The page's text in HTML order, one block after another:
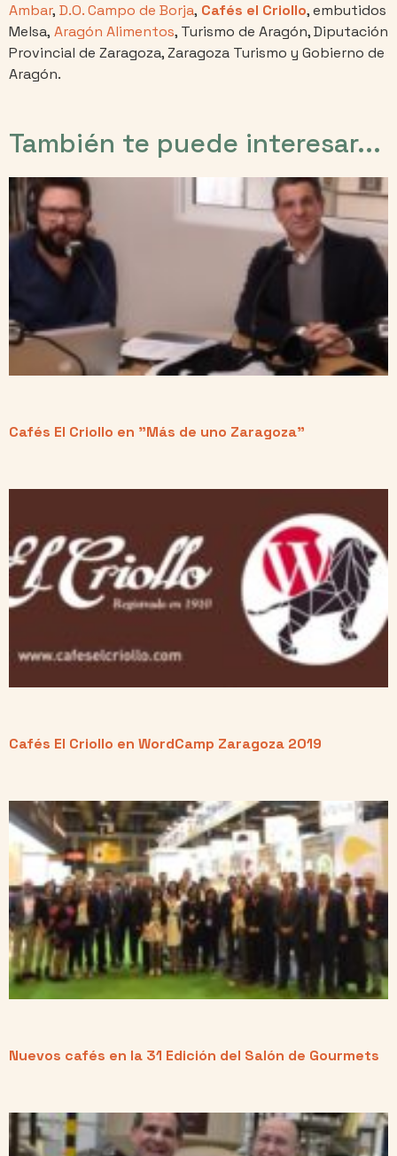
Ambar, D.O. Campo de Borja, Cafés el Criollo, embutidos
Melsa, Aragón Alimentos, Turismo de Aragón, Diputación
Provincial de Zaragoza, Zaragoza Turismo y Gobierno de
Aragón.
También te puede interesar...
Cafés El Criollo en "Más de uno Zaragoza"
Cafés El Criollo en WordCamp Zaragoza 2019
Nuevos cafés en la 31 Edición del Salón de Gourmets